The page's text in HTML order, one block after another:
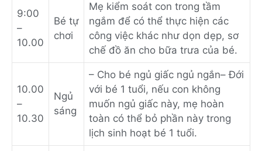
9:00
–
10.00
Bé tự
chơi
Mẹ kiểm soát con trong tầm
ngắm để có thể thực hiện các
công việc khác như dọn dẹp, sơ
chế đồ ăn cho bữa trưa của bé.
10.00
–
10.30
Ngủ
sáng
– Cho bé ngủ giấc ngủ ngắn– Đới
với bé 1 tuổi, nếu con không
muốn ngủ giấc này, mẹ hoàn
toàn có thể bỏ phần này trong
lịch sinh hoạt bé 1 tuổi.